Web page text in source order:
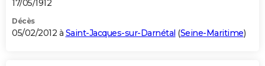
17/05/1912
Décès
05/02/2012 à Saint-Jacques-sur-Darnétal (Seine-Maritime)